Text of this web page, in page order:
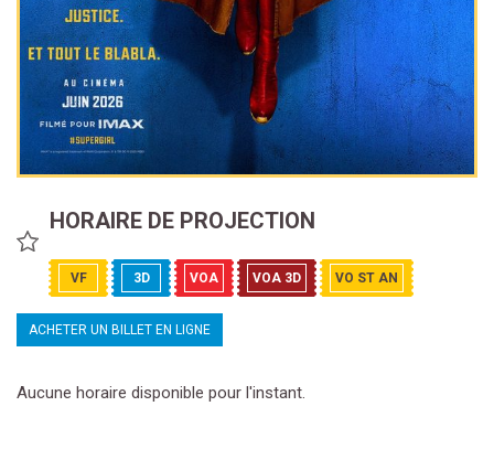
HORAIRE DE PROJECTION
VF 3D VOA VOA 3D VO ST AN
ACHETER UN BILLET EN LIGNE
Aucune horaire disponible pour l'instant.